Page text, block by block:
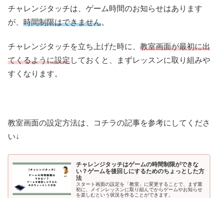
チャレンジタッチは、ゲーム時間のお知らせはあります
が、 時間制限はできません。
チャレンジタッチを立ち上げた時に、 教室画面が最初に出
てくるように設定しておくと、まずレッスンに取り組みや
すくなります。
教室画面の設定方法は、コチラの記事を参考にしてくださ
い↓
チャレンジタッチはゲームの時間制限ができな
い？ゲームを後回しにするためのちょっとした方
法
スタート画面の設定を「教室」に変更することで、まず最
初に、メインレッスンに取り組んでからゲームやお知らせ
を楽しむという状況を作ることができます。